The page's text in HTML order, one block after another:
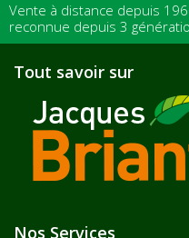
Vente à distance depuis
reconnue depuis 3
Tout savoir sur
Nos Services